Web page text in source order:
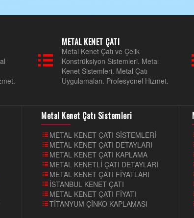
METAL KENET ÇATI
Metal Kenet Çatı ve Çelik
Konstrüksiyon Sistemleri. Metal
Kenet Sistemleri. Metal Çatı
Uygulamaları. Profesyonel Hizmet.
Metal Kenet Çatı Sistemleri
METAL KENET ÇATI SİSTEMLERİ
METAL KENET ÇATI DETAYLARI
METAL KENET ÇATI KAPLAMA
METAL KENETLİ ÇATI DETAYLARI
METAL KENET ÇATI FİYATLARI
İSTANBUL KENET ÇATI
METAL KENET ÇATI FİYATI
TİTANYUM ÇİNKO KAPLAMASI